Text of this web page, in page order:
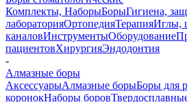
Комплекты, НаборыБорыГигиена,
лабораторияОртопедияТерапияИглы,
каналовИнструментыОборудование
пациентовХирургияЭндодонтия
-
Алмазные боры
АксессуарыАлмазные борыБоры для
коронокНаборы боров